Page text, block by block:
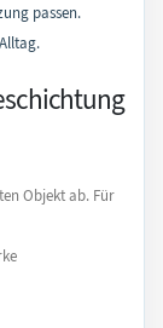
passen.
Objekt ab. Für